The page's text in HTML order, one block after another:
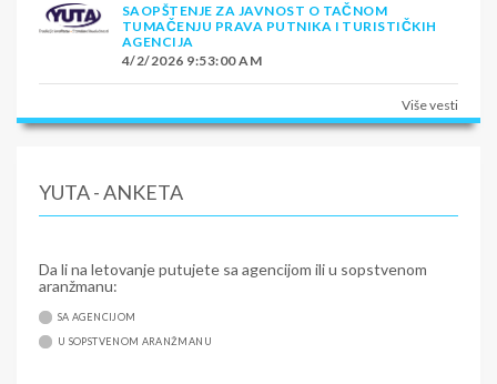
SAOPŠTENJE ZA JAVNOST O TAČNOM
TUMAČENJU PRAVA PUTNIKA I TURISTIČKIH
AGENCIJA
4/2/2026 9:53:00 AM
Više vesti
YUTA - ANKETA
Da li na letovanje putujete sa agencijom ili u sopstvenom
aranžmanu:
SA AGENCIJOM
U SOPSTVENOM ARANŽMANU